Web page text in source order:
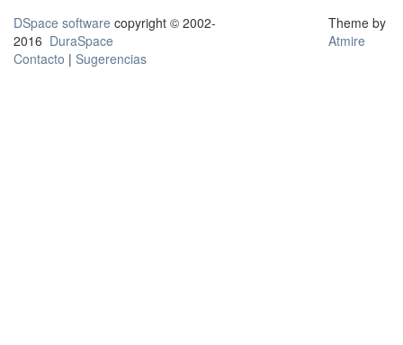
DSpace software copyright © 2002-
2016 DuraSpace
Contacto | Sugerencias
Theme by
Atmire